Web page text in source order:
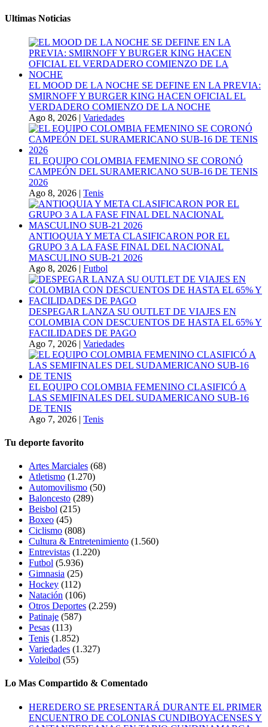
Ultimas Noticias
EL MOOD DE LA NOCHE SE DEFINE EN LA PREVIA:
SMIRNOFF Y BURGER KING HACEN OFICIAL EL
VERDADERO COMIENZO DE LA NOCHE
Ago 8, 2026 | Variedades
EL EQUIPO COLOMBIA FEMENINO SE CORONÓ
CAMPEÓN DEL SURAMERICANO SUB-16 DE TENIS
2026
Ago 8, 2026 | Tenis
ANTIOQUIA Y META CLASIFICARON POR EL
GRUPO 3 A LA FASE FINAL DEL NACIONAL
MASCULINO SUB-21 2026
Ago 8, 2026 | Futbol
DESPEGAR LANZA SU OUTLET DE VIAJES EN
COLOMBIA CON DESCUENTOS DE HASTA EL 65% Y
FACILIDADES DE PAGO
Ago 7, 2026 | Variedades
EL EQUIPO COLOMBIA FEMENINO CLASIFICÓ A
LAS SEMIFINALES DEL SUDAMERICANO SUB-16
DE TENIS
Ago 7, 2026 | Tenis
Tu deporte favorito
Artes Marciales (68)
Atletismo (1.270)
Automovilismo (50)
Baloncesto (289)
Beisbol (215)
Boxeo (45)
Ciclismo (808)
Cultura & Entretenimiento (1.560)
Entrevistas (1.220)
Futbol (5.936)
Gimnasia (25)
Hockey (112)
Natación (106)
Otros Deportes (2.259)
Patinaje (587)
Pesas (113)
Tenis (1.852)
Variedades (1.327)
Voleibol (55)
Lo Mas Compartido & Comentado
HEREDERO SE PRESENTARÁ DURANTE EL PRIMER
ENCUENTRO DE COLONIAS CUNDIBOYACENSES Y